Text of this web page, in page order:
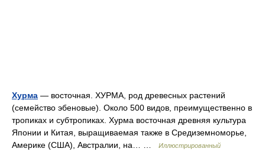
Хурма — восточная. ХУРМА, род древесных растений
(семейство эбеновые). Около 500 видов, преимущественно в
тропиках и субтропиках. Хурма восточная древняя культура
Японии и Китая, выращиваемая также в Средиземноморье,
Америке (США), Австралии, на… …
Иллюстрированный